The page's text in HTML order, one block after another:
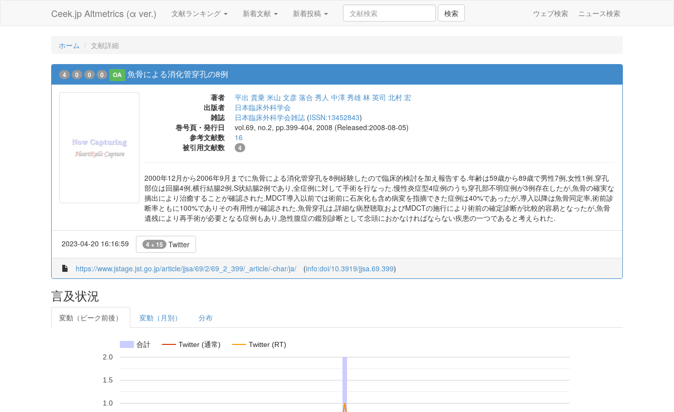
Ceek.jp Altmetrics (α ver.) 文献ランキング 新着文献 新着投稿 検索 ウェブ検索 ニュース検索
ホーム 文献詳細
4 0 0 0 OA 魚骨による消化管穿孔の8例
著者 平出 貴乗 米山 文彦 落合 秀人 中澤 秀雄 林 英司 北村 宏
出版者
日本臨床外科学会
雑誌
日本臨床外科学会雑誌 (ISSN:13452843)
巻号頁・発行日
vol.69, no.2, pp.399-404, 2008 (Released:2008-08-05)
参考文献数
16
被引用文献数
4
2000年12月から2006年9月までに魚骨による消化管穿孔を8例経験したので臨床的検討を加え報告する.年齢は59歳から89歳で男性7例,女性1例.穿孔
部位は回腸4例,横行結腸2例,S状結腸2例であり,全症例に対して手術を行なった.慢性炎症型4症例のうち穿孔部不明症例が3例存在したが,魚骨の確実な
摘出により治癒することが確認された.MDCT導入以前では術前に石灰化も含め病変を指摘できた症例は40%であったが,導入以降は魚骨同定率,術前診
断率ともに100%でありその有用性が確認された.魚骨穿孔は,詳細な病歴聴取およびMDCTの施行により術前の確定診断が比較的容易となったが,魚骨
遺残により再手術が必要となる症例もあり,急性腹症の鑑別診断として念頭におかなければならない疾患の一つであると考えられた.
2023-04-20 16:16:59 4 + 15 Twitter
https://www.jstage.jst.go.jp/article/jjsa/69/2/69_2_399/_article/-char/ja/ (info:doi/10.3919/jjsa.69.399)
言及状況
変動（ピーク前後） 変動（月別） 分布
合計 Twitter (通常) Twitter (RT)
1.0
1.5
2.0